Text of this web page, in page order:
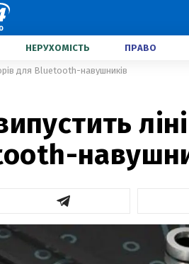
НЕРУХОМІСТЬ ПРАВО
для Bluetooth-навушників